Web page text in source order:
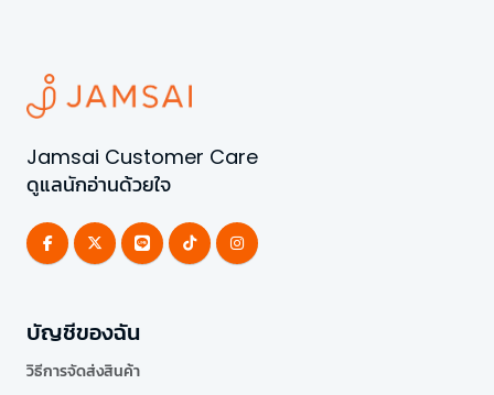
Jamsai Customer Care
ดูแลนักอ่านด้วยใจ
บัญชีของฉัน
วิธีการจัดส่งสินค้า